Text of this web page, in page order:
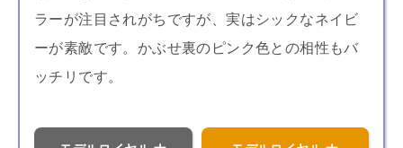
ラーが注目されがちですが、実はシックなネイビ
ーが素敵です。かぶせ裏のピンク色との相性もバ
ッチリです。